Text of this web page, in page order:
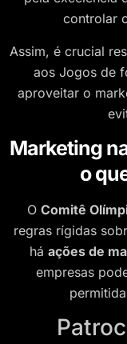
controlar
Assim, é crucial
aos Jogos de
aproveitar o
Marketing
o
O Comitê
regras rígidas
há ações de
empresas